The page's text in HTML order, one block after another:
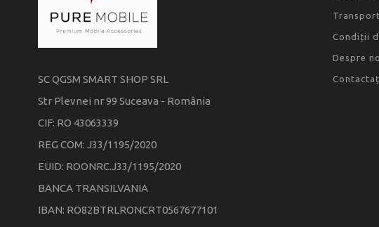
SC QGSM SMART SHOP SRL
Str Plevnei nr 99 Suceava - România
CIF: RO 43063339
REG COM: J33/1195/2020
EUID: ROONRC.J33/1195/2020
BANCA TRANSILVANIA
IBAN: RO82BTRLRONCRT0567677101
Condiții
Despre